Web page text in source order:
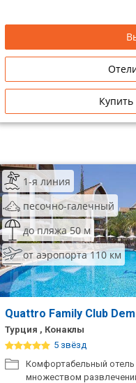
Купить
1-я линия
песочно-галечный
до пляжа 50 м
от аэропорта 110 км
Quattro Family Club
Турция , Конаклы
5 звёзд
Комфортабельный отель
множеством